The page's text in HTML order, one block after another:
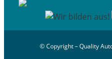
© Copyright – Quality